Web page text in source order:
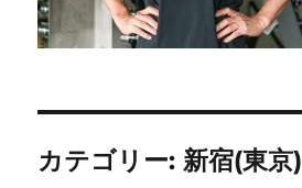
カテゴリー: 新宿(東京)